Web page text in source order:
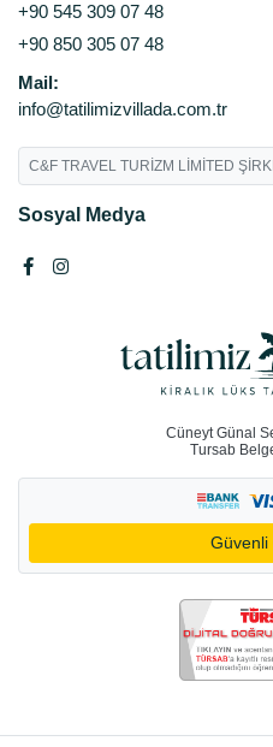
+90 545 309 07 48
+90 850 305 07 48
Mail:
info@tatilimizvillada.com.tr
C&F TRAVEL TURİZM LİMİTED
Sosyal Medya
Cüneyt Günal
Tursab
Güvenli